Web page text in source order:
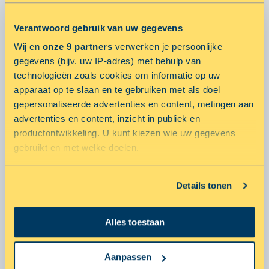
Verantwoord gebruik van uw gegevens
Wij en onze 9 partners verwerken je persoonlijke
gegevens (bijv. uw IP-adres) met behulp van
technologieën zoals cookies om informatie op uw
apparaat op te slaan en te gebruiken met als doel
gepersonaliseerde advertenties en content, metingen aan
advertenties en content, inzicht in publiek en
productontwikkeling. U kunt kiezen wie uw gegevens
gebruikt en met welke doelen.
die tot een paar meter nauwkeurig kan zijn
Uw apparaat identificeren door het actief te scannen
op specifieke eigenschappen (fingerprinting)
Lees meer over hoe uw persoonlijke gegevens worden
Details tonen
Alles toestaan
Aanpassen
micrologistic hubs
14 oktober 2024 door martijn
MEER ARTIKELEN
POPULARE ARTIKELEN
ALLSAFE Mini Opslag gaat voor vitaliteit met Fit20!
10 februari 2016 door